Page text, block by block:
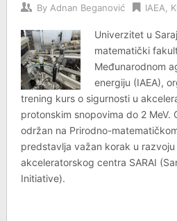
By Adnan Beganović IAEA
Univerzitet u
matematički
Međunarodnom
energiju (IAEA),
trening kurs o sigurnosti u
protonskim snopovima do 2 MeV.
održan na Prirodno-
predstavlja važan korak u
akceleratorskog centra SARAI
Initiative).